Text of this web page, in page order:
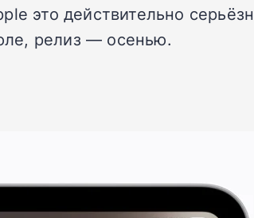
это действительно
релиз — осенью.